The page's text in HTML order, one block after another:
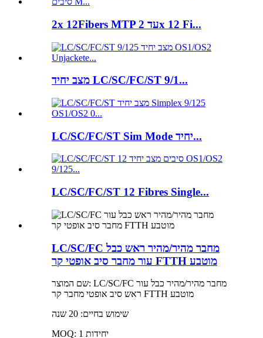
2x 12Fibers MTP עד 2x 12 Fi...
מצב יחיד LC/SC/FC/ST 9/1...
LC/SC/FC/ST Sim Mode יחיד...
LC/SC/FC/ST 12 Fibres Single...
LC/SC/FC מחבר מהיר/מהיר ראש כבל
עור מחבר סיב אופטי קר FTTH מוטבע
שם המוצר: LC/SC/FC מחבר מהיר/מהיר כבל עור
ראש סיב אופטי מחבר קר FTTH מוטבע
שימוש בחיים: 20 שנה
MOQ: 1 יחידות